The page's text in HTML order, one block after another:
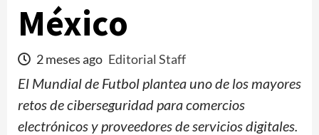
México
2 meses ago Editorial Staff
El Mundial de Futbol plantea uno de los mayores
retos de ciberseguridad para comercios
electrónicos y proveedores de servicios digitales.